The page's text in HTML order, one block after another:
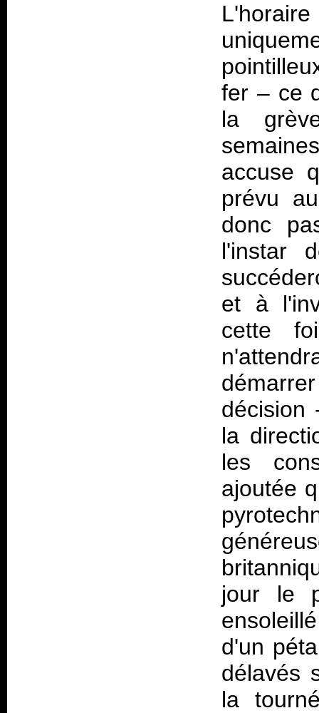
fer – ce
la
accuse
prévu
donc
l'instar
et à
cette
décision
la
les
ajoutée
jour le
d'un
délavés
la